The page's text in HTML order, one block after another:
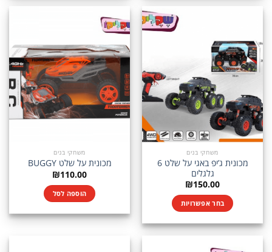
משחקי בנים
מכונית ג’יפ באגי על שלט 6
גלגלים
₪150.00
בחר אפשרויות
זה
משחקי בנים
מכונית על שלט BUGGY
₪110.00
הוספה לסל